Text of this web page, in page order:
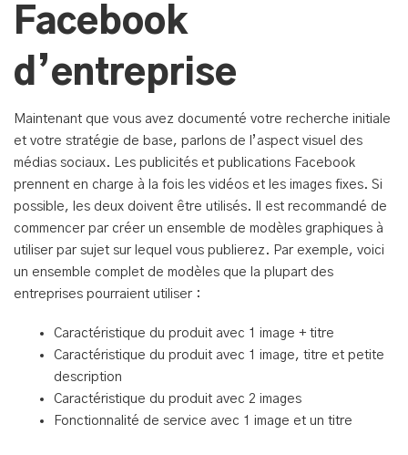
Facebook
d’entreprise
Maintenant que vous avez documenté votre recherche initiale
et votre stratégie de base, parlons de l’aspect visuel des
médias sociaux. Les publicités et publications Facebook
prennent en charge à la fois les vidéos et les images fixes. Si
possible, les deux doivent être utilisés. Il est recommandé de
commencer par créer un ensemble de modèles graphiques à
utiliser par sujet sur lequel vous publierez. Par exemple, voici
un ensemble complet de modèles que la plupart des
entreprises pourraient utiliser :
Caractéristique du produit avec 1 image + titre
Caractéristique du produit avec 1 image, titre et petite
description
Caractéristique du produit avec 2 images
Fonctionnalité de service avec 1 image et un titre